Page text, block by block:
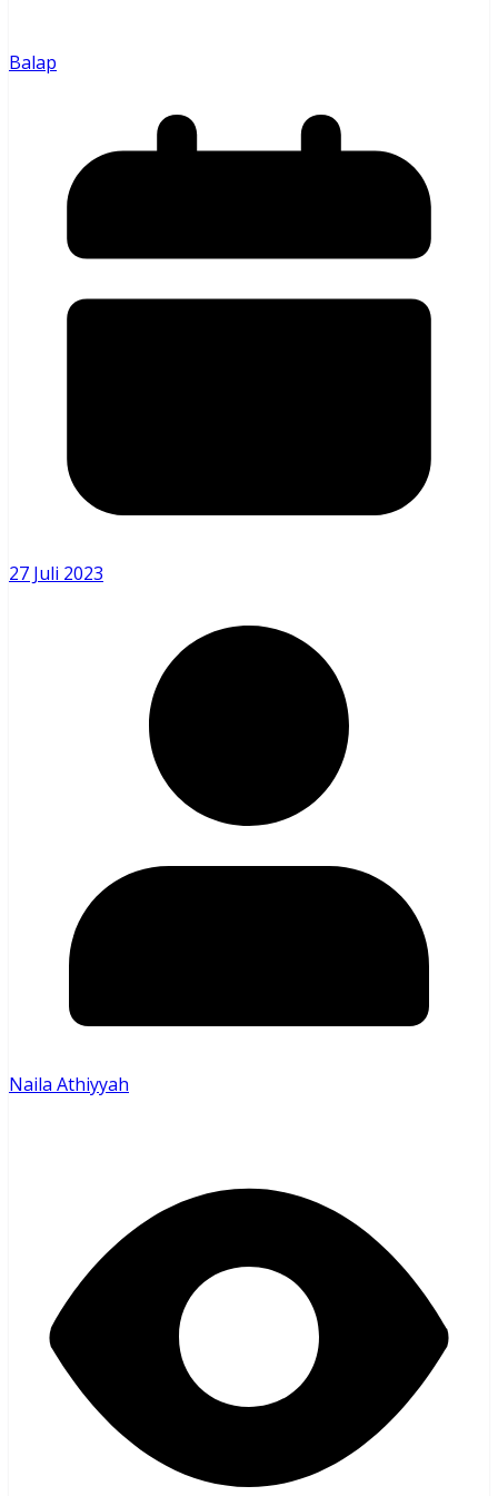
Balap
27 Juli 2023
Naila Athiyyah